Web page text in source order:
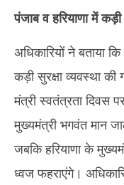
पंजाबवहरियाणा में कड़ी
अधिकारियों ने बताया
कड़ी सुरक्षा व्यवस्था
मंत्री स्वतंत्रता दिवस
मुख्यमंत्री भगवंत मान
जबकि हरियाणा के
ध्वज फहराएंगे।